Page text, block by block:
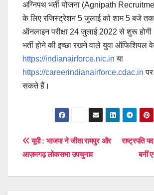
अग्निपथ भर्ती योजना (Agnipath
के लिए रजिस्ट्रेशन 5 जुलाई को शाम 5 बजे
ऑनलाइन परीक्षा 24 जुलाई 2022 से शुरू
भर्ती होने की इच्छा रखने वाले युवा ऑफिशियल
https://indianairforce.nic.in या
https://careerindianairforce.cdac.in
सकते हैं।
Post
navigation
राष्ट्रपति
बनीं
यूपी : भाजपा ने जीता रामपुर और
आज़मगढ़ लोकसभा उपचुनाव